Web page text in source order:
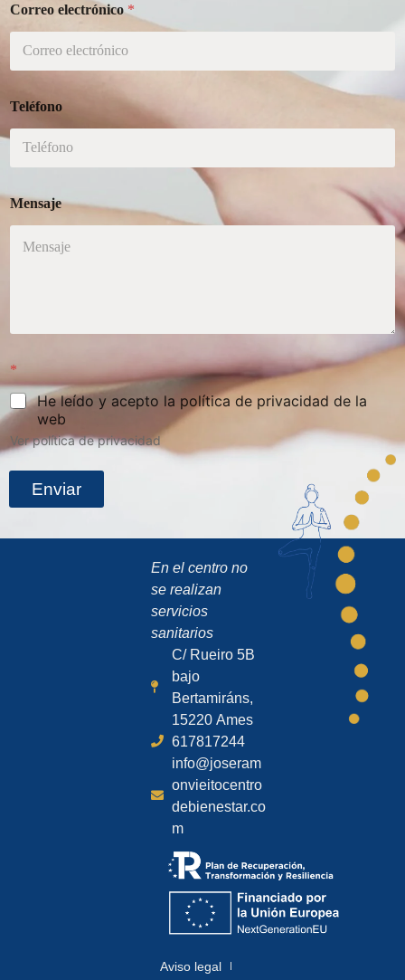
Correo electrónico*
Teléfono
Mensaje
*
He leído y acepto la política de privacidad de la
web
Ver política de privacidad
Enviar
En el centro no
se realizan
servicios
sanitarios
C/ Rueiro 5B
bajo
Bertamiráns,
15220 Ames
617817244
info@joseram
onvieitocentro
debienestar.co
m
Aviso legal